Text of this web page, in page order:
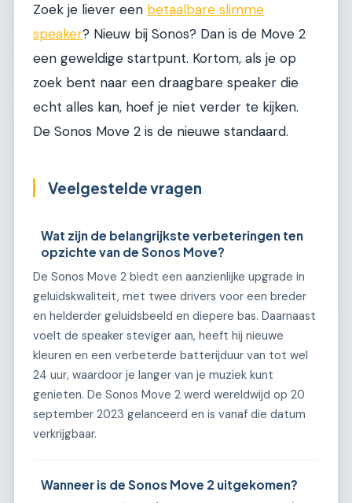
Zoek je liever een betaalbare slimme
speaker? Nieuw bij Sonos? Dan is de Move 2
een geweldige startpunt. Kortom, als je op
zoek bent naar een draagbare speaker die
echt alles kan, hoef je niet verder te kijken.
De Sonos Move 2 is de nieuwe standaard.
Veelgestelde vragen
Wat zijn de belangrijkste verbeteringen ten
opzichte van de Sonos Move?
De Sonos Move 2 biedt een aanzienlijke upgrade in
geluidskwaliteit, met twee drivers voor een breder
en helderder geluidsbeeld en diepere bas. Daarnaast
voelt de speaker steviger aan, heeft hij nieuwe
kleuren en een verbeterde batterijduur van tot wel
24 uur, waardoor je langer van je muziek kunt
genieten. De Sonos Move 2 werd wereldwijd op 20
september 2023 gelanceerd en is vanaf die datum
verkrijgbaar.
Wanneer is de Sonos Move 2 uitgekomen?